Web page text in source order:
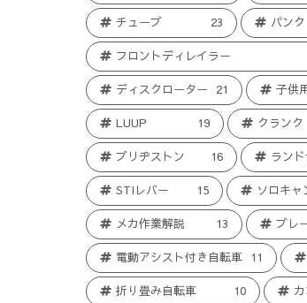
チューブ 23 パンク
フロントディレイラー
ディスクローター 21 子供
LUUP 19 クランク
ブリヂストン 16 ラン
STIレバー 15 ソロキャ
メカ作業解説 13 ブレ
電動アシスト付き自転車 11
折り畳み自転車 10